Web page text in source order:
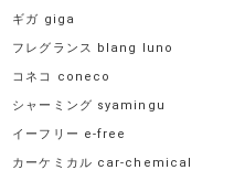
ギガ giga
フレグランス blang luno
コネコ coneco
シャーミング syamingu
イーフリー e-free
カーケミカル car-chemical